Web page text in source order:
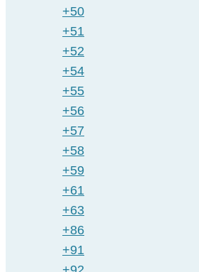
+50
+51
+52
+54
+55
+56
+57
+58
+59
+61
+63
+86
+91